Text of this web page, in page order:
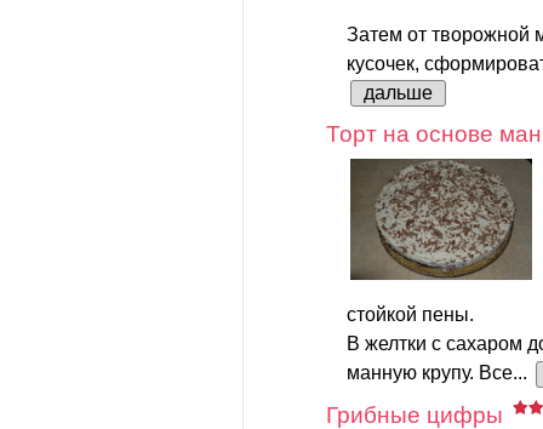
Затем от творожной
кусочек,
дальше
Торт на основе
стойкой пены.
В желтки с сахаром
манную крупу. Все...
Грибные цифры